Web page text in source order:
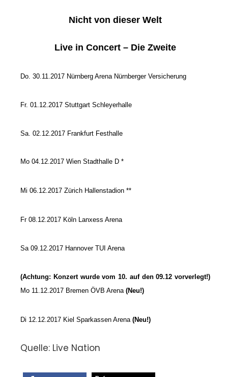
Nicht von dieser Welt
Live in Concert – Die Zweite
Do. 30.11.2017 Nürnberg Arena Nürnberger Versicherung
Fr. 01.12.2017 Stuttgart Schleyerhalle
Sa. 02.12.2017 Frankfurt Festhalle
Mo 04.12.2017 Wien Stadthalle D *
Mi 06.12.2017 Zürich Hallenstadion **
Fr 08.12.2017 Köln Lanxess Arena
Sa 09.12.2017 Hannover TUI Arena
(Achtung: Konzert wurde vom 10. auf den 09.12 vorverlegt!)
Mo 11.12.2017 Bremen ÖVB Arena (Neu!)
Di 12.12.2017 Kiel Sparkassen Arena (Neu!)
Quelle: Live Nation